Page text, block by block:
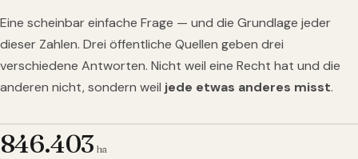
Eine scheinbar einfache Frage — und die Grundlage jeder
dieser Zahlen. Drei öffentliche Quellen geben drei
verschiedene Antworten. Nicht weil eine Recht hat und die
anderen nicht, sondern weil jede etwas anderes misst.
846.403 ha